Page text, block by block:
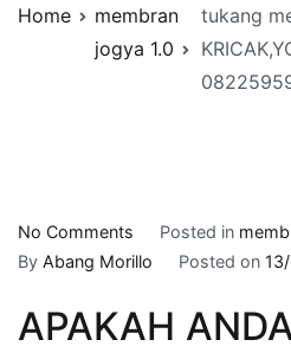
Home
membran
jogya 1.0
tukang
No Comments
tukang
di
Posted in
By Abang Morillo Posted on
APAKAH